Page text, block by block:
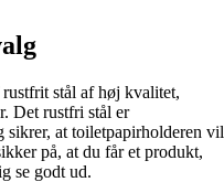
stål af høj kvalitet,
Det rustfri stål er
at toiletpapirholderen vil
på, at du får et produkt,
se godt ud.